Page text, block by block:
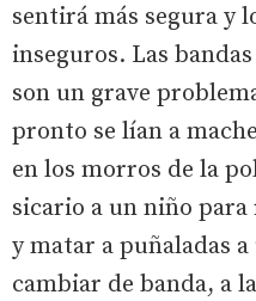
sentirá más segura y
inseguros. Las
son un grave
pronto se lían a
en los morros de la
sicario a un niño
y matar a puñaladas
cambiar de banda, a